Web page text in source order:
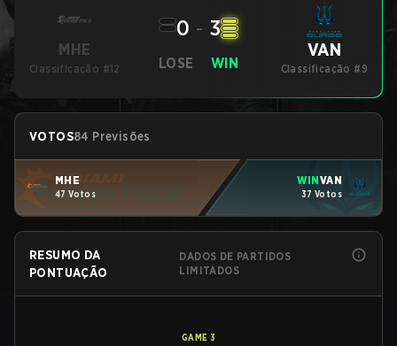
MHE
Classificação #12 LOSE
0 - 3
WIN
VAN
Classificação #9
VOTOS84 Previsões
MHE
47 Votos
WINVAN
37 Votos
RESUMO DA
PONTUAÇÃO
DADOS DE PARTIDOS
LIMITADOS
GAME 3